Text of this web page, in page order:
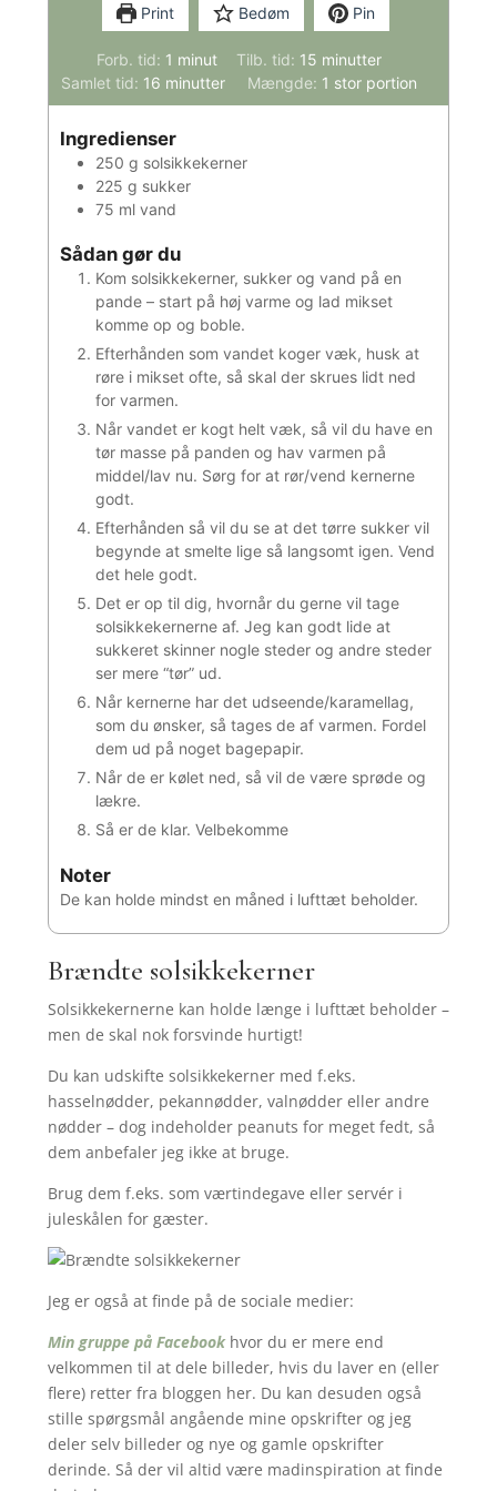
Print Bedøm Pin
Forb. tid: 1 minut
minut Tilb. tid: 15minutter
minutter
Samlet tid: 16minutter
minutter Mængde: 1 stor portion
Ingredienser
250 g solsikkekerner
225 g sukker
75 ml vand
Sådan gør du
Kom solsikkekerner, sukker og vand på en
pande – start på høj varme og lad mikset
komme op og boble.
Efterhånden som vandet koger væk, husk at
røre i mikset ofte, så skal der skrues lidt ned
for varmen.
Når vandet er kogt helt væk, så vil du have en
tør masse på panden og hav varmen på
middel/lav nu. Sørg for at rør/vend kernerne
godt.
Efterhånden så vil du se at det tørre sukker vil
begynde at smelte lige så langsomt igen. Vend
det hele godt.
Det er op til dig, hvornår du gerne vil tage
solsikkekernerne af. Jeg kan godt lide at
sukkeret skinner nogle steder og andre steder
ser mere “tør” ud.
Når kernerne har det udseende/karamellag,
som du ønsker, så tages de af varmen. Fordel
dem ud på noget bagepapir.
Når de er kølet ned, så vil de være sprøde og
lækre.
Så er de klar. Velbekomme
Noter
De kan holde mindst en måned i lufttæt beholder.
Brændte solsikkekerner
Solsikkekernerne kan holde længe i lufttæt beholder –
men de skal nok forsvinde hurtigt!
Du kan udskifte solsikkekerner med f.eks.
hasselnødder, pekannødder, valnødder eller andre
nødder – dog indeholder peanuts for meget fedt, så
dem anbefaler jeg ikke at bruge.
Brug dem f.eks. som værtindegave eller servér i
juleskålen for gæster.
Jeg er også at finde på de sociale medier:
Min gruppe på Facebookhvor du er mere end
velkommen til at dele billeder, hvis du laver en (eller
flere) retter fra bloggen her. Du kan desuden også
stille spørgsmål angående mine opskrifter og jeg
deler selv billeder og nye og gamle opskrifter
derinde. Så der vil altid være madinspiration at finde